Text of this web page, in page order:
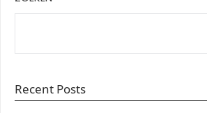
Recent Posts